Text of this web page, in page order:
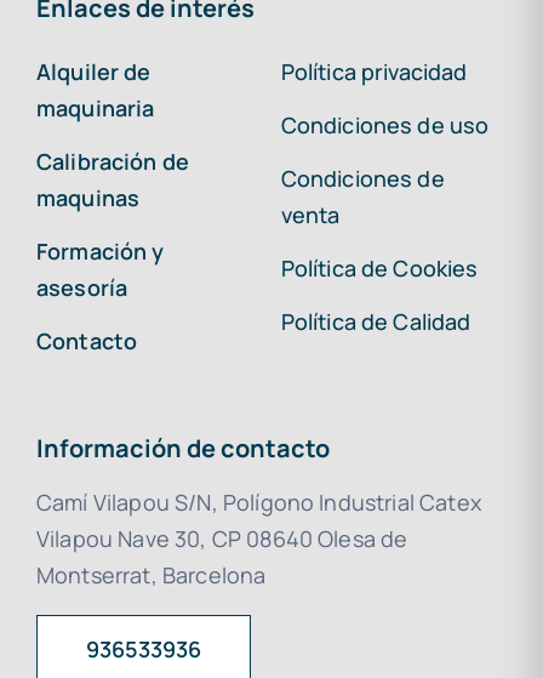
Enlaces de interés
Alquiler de
maquinaria
Calibración de
maquinas
Formación y
asesoría
Contacto
Política privacidad
Condiciones de uso
Condiciones de
venta
Política de Cookies
Política de Calidad
Información de contacto
Camí Vilapou S/N, Polígono Industrial Catex
Vilapou Nave 30, CP 08640 Olesa de
Montserrat, Barcelona
936533936